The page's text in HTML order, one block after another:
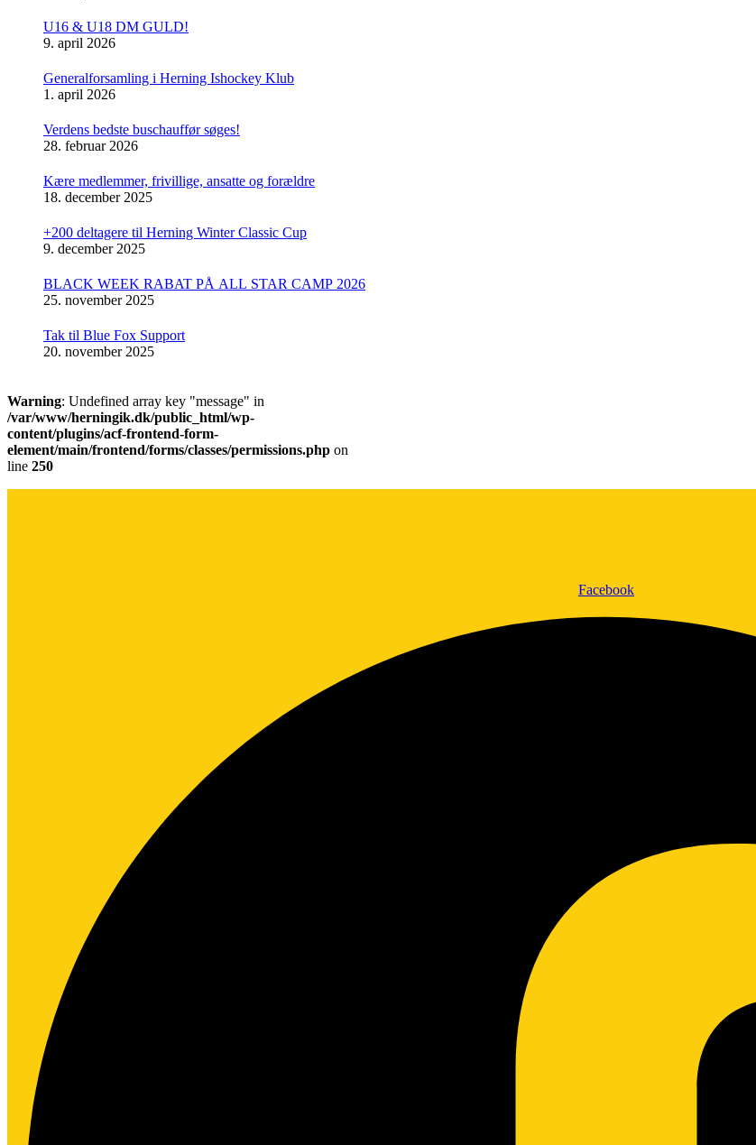
U16 & U18 DM GULD!
9. april 2026
Generalforsamling i Herning Ishockey Klub
1. april 2026
Verdens bedste buschauffør søges!
28. februar 2026
Kære medlemmer, frivillige, ansatte og forældre
18. december 2025
+200 deltagere til Herning Winter Classic Cup
9. december 2025
BLACK WEEK RABAT PÅ ALL STAR CAMP 2026
25. november 2025
Tak til Blue Fox Support
20. november 2025
Warning: Undefined array key "message" in
/var/www/herningik.dk/public_html/wp-
content/plugins/acf-frontend-form-
element/main/frontend/forms/classes/permissions.php on
line 250
Facebook